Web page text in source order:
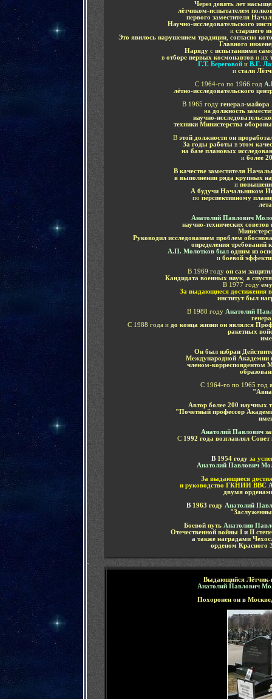
Через девять лет
лётчиком-испытателем
первого заместителя
Научно-исследовательского
и старшего
Это явилось нарушением традиции согласно
Главного
Наряду с испытаниями
в отборе первых космонавтов и их
Г.Т. Береговой и В.Г.
и стали
С 1964-го по 1966 год
лётно-исследовательского
В 1965 году генерал-майора
на должность
научно-
техники Министерства
В этой должности он
За годы работы в этом
на базе плановых
и более
В качестве заместителя
в выполнении ряда крупных
и
А будучи Начальником
по перспективному
Анатолий Павлович
научно-технических
Руководил исследованием проблем
определения требований
А.П. Молотков был одним из
и боевой
В 1969 году он сам
Кандидата военных наук, а
В 1977 году
За выдающиеся достижения в
институт был
В 1988 году Анатолий
С 1988 года и до конца жизни он являлся
ракетных
Он был избран
Международной Академии
членом-корреспондентом
С 1964-го по 1965 год
Автор более 200 научных
"Почетный профессор
Анатолий Павлович
С 1992 года возглавлял
В 1954 году за
Анатолий Павлович
За выдающиеся
и руководство ГКНИИ ВВС
двумя
В 1963 году Анатолий
Боевой путьАнатолия
Отечественной войны I иII
а также наградами
орденом Красного
-
Выдающийся Лётчик-
Анатолий Павлович
Похоронен онв